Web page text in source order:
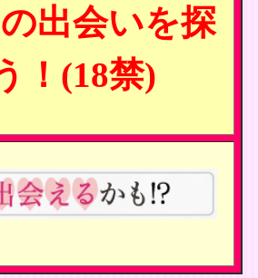
出会いを探
！(18禁)